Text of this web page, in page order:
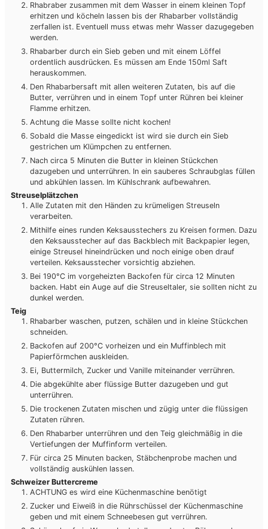
Rhabraber zusammen mit dem Wasser in einem kleinen Topf
erhitzen und köcheln lassen bis der Rhabarber vollständig
zerfallen ist. Eventuell muss etwas mehr Wasser dazugegeben
werden.
Rhabarber durch ein Sieb geben und mit einem Löffel
ordentlich ausdrücken. Es müssen am Ende 150ml Saft
herauskommen.
Den Rhabarbersaft mit allen weiteren Zutaten, bis auf die
Butter, verrühren und in einem Topf unter Rühren bei kleiner
Flamme erhitzen.
Achtung die Masse sollte nicht kochen!
Sobald die Masse eingedickt ist wird sie durch ein Sieb
gestrichen um Klümpchen zu entfernen.
Nach circa 5 Minuten die Butter in kleinen Stückchen
dazugeben und unterrühren. In ein sauberes Schraubglas füllen
und abkühlen lassen. Im Kühlschrank aufbewahren.
Streuselplätzchen
Alle Zutaten mit den Händen zu krümeligen Streuseln
verarbeiten.
Mithilfe eines runden Keksausstechers zu Kreisen formen. Dazu
den Keksausstecher auf das Backblech mit Backpapier legen,
einige Streusel hineindrücken und noch einige oben drauf
verteilen. Keksausstecher vorsichtig abziehen.
Bei 190°C im vorgeheizten Backofen für circa 12 Minuten
backen. Habt ein Auge auf die Streuseltaler, sie sollten nicht zu
dunkel werden.
Teig
Rhabarber waschen, putzen, schälen und in kleine Stückchen
schneiden.
Backofen auf 200°C vorheizen und ein Muffinblech mit
Papierförmchen auskleiden.
Ei, Buttermilch, Zucker und Vanille miteinander verrühren.
Die abgekühlte aber flüssige Butter dazugeben und gut
unterrühren.
Die trockenen Zutaten mischen und zügig unter die flüssigen
Zutaten rühren.
Den Rhabarber unterrühren und den Teig gleichmäßig in die
Vertiefungen der Muffinform verteilen.
Für circa 25 Minuten backen, Stäbchenprobe machen und
vollständig auskühlen lassen.
Schweizer Buttercreme
ACHTUNG es wird eine Küchenmaschine benötigt
Zucker und Eiweiß in die Rührschüssel der Küchenmaschine
geben und mit einem Schneebesen gut verrühren.